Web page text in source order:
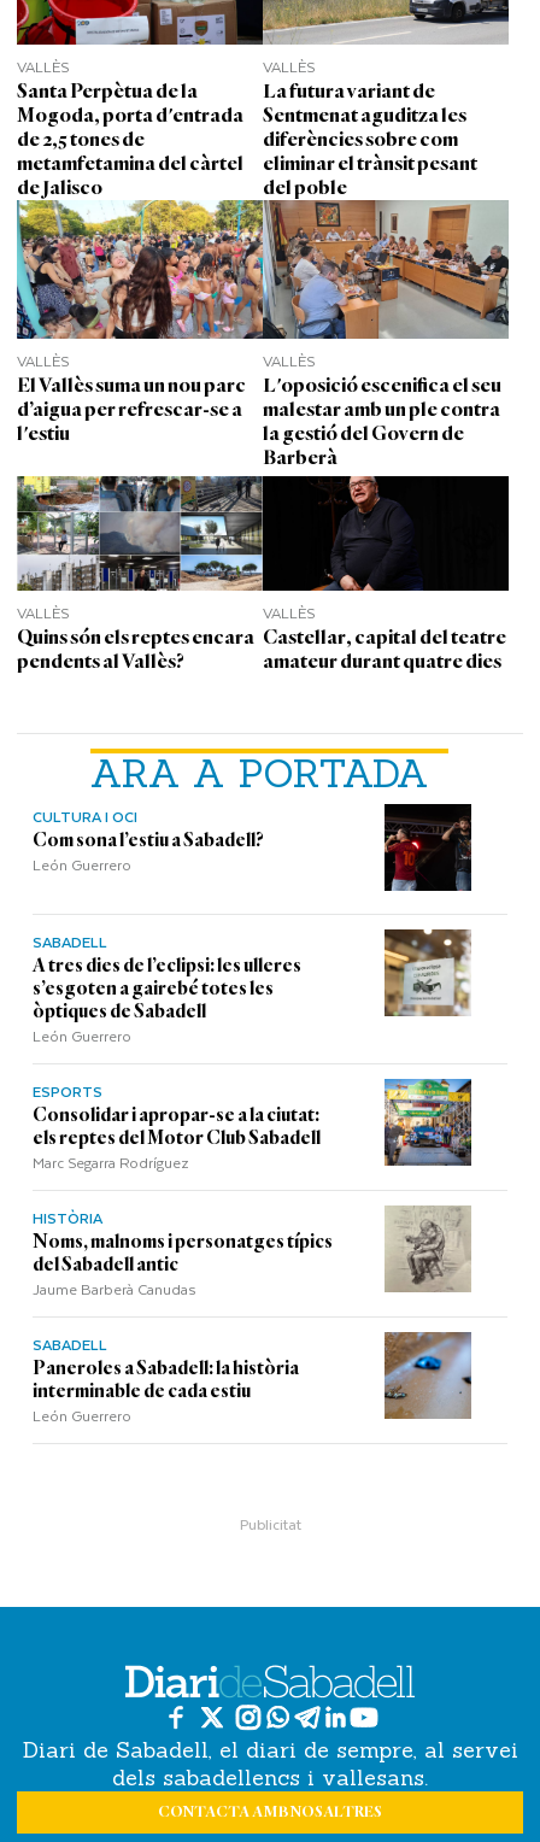
ARA A PORTADA
CULTURA I OCI
Com sona l’estiu a Sabadell?
León Guerrero
SABADELL
A tres dies de l’eclipsi: les ulleres
s’esgoten a gairebé totes les
òptiques de Sabadell
León Guerrero
ESPORTS
Consolidar i apropar-se a la ciutat:
els reptes del Motor Club Sabadell
Marc Segarra Rodríguez
HISTÒRIA
Noms, malnoms i personatges típics
del Sabadell antic
Jaume Barberà Canudas
SABADELL
Paneroles a Sabadell: la història
interminable de cada estiu
León Guerrero
VALLÈS
Santa Perpètua de la
Mogoda, porta d'entrada
de 2,5 tones de
metamfetamina del càrtel
de Jalisco
VALLÈS
La futura variant de
Sentmenat aguditza les
diferències sobre com
eliminar el trànsit pesant
del poble
VALLÈS
El Vallès suma un nou parc
d’aigua per refrescar-se a
l'estiu
VALLÈS
L'oposició escenifica el seu
malestar amb un ple contra
la gestió del Govern de
Barberà
VALLÈS
Quins són els reptes encara
pendents al Vallès?
VALLÈS
Castellar, capital del teatre
amateur durant quatre dies
Diari de Sabadell, el diari de sempre, al servei
dels sabadellencs i vallesans.
CONTACTA AMB NOSALTRES